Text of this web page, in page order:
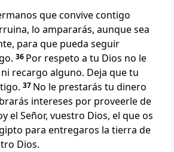
que convive contigo
lo ampararás, aunque sea
para que pueda seguir
36 Por respeto a tu Dios no le
recargo alguno. Deja que tu
37 No le prestarás tu dinero
intereses por proveerle de
el Señor, vuestro Dios, el que os
para entregaros la tierra de
Dios.